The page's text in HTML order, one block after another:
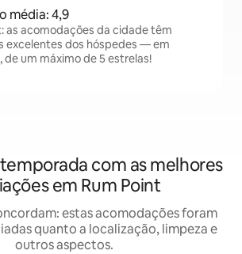
média: 4,9
as acomodações da cidade têm
excelentes dos hóspedes — em
de um máximo de 5 estrelas!
com as melhores
em Rum Point
estas acomodações foram
quanto a localização, limpeza e
outros aspectos.